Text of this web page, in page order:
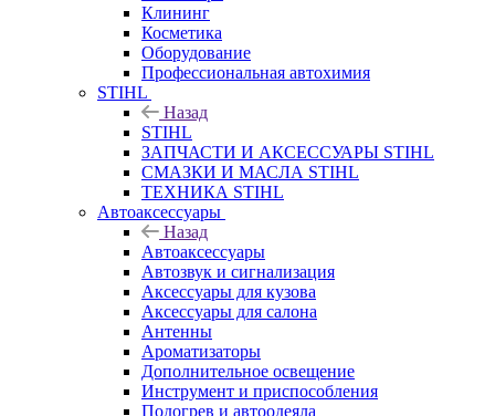
Клининг
Косметика
Оборудование
Профессиональная автохимия
STIHL
Назад
STIHL
ЗАПЧАСТИ И АКСЕССУАРЫ STIHL
СМАЗКИ И МАСЛА STIHL
ТЕХНИКА STIHL
Автоаксессуары
Назад
Автоаксессуары
Автозвук и сигнализация
Аксессуары для кузова
Аксессуары для салона
Антенны
Ароматизаторы
Дополнительное освещение
Инструмент и приспособления
Подогрев и автоодеяла